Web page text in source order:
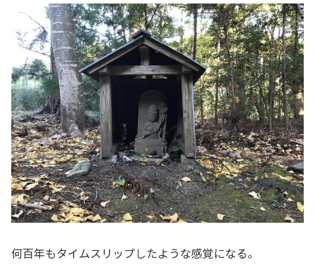
何百年もタイムスリップしたような感覚になる。